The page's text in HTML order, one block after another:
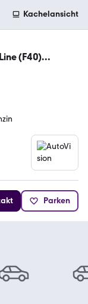
Kachelansicht
(F40)
Parken